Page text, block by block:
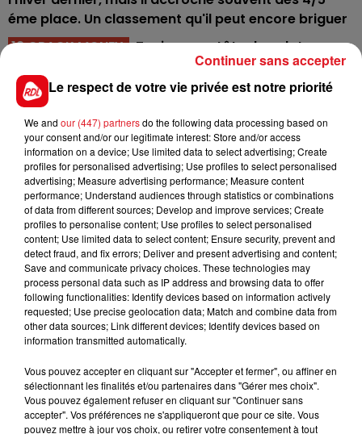
éme place. Un classement qu'il peut encore briguer
12 CRACK MONEY: Toujours en tête du peloton au
classement général, il essaiera encore de prendre
quelques points précieux pour garder son sacre
jusqu'à la finale
+++++++++++++En direct des pistes+++++++++++
FILS D'ACTUS
15 juillet 2026
Le respect de votre vie privée est notre priorité
We and our (447) partnersdo the following data processing based on
your consent and/or our legitimate interest: Store and/or access
information on a device; Use limited data to select advertising; Create
profiles for personalised advertising; Use profiles to select personalised
advertising; Measure advertising performance; Measure content
performance; Understand audiences through statistics or combinations
of data from different sources; Develop and improve services; Create
profiles to personalise content; Use profiles to select personalised
content; Use limited data to select content; Ensure security, prevent and
detect fraud, and fix errors; Deliver and present advertising and content;
Save and communicate privacy choices. These technologies may
process personal data such as IP address and browsing data to offer
following functionalities: Identify devices based on information actively
requested; Use precise geolocation data; Match and combine data from
other data sources; Link different devices; Identify devices based on
information transmitted automatically.
Vous pouvez accepter en cliquant sur "Accepter et fermer", ou affiner en
sélectionnant les finalités et/ou partenaires dans "Gérer mes choix".
Vous pouvez également refuser en cliquant sur "Continuer sans
accepter". Vos préférences ne s'appliqueront que pour ce site. Vous
pouvez mettre à jour vos choix, ou retirer votre consentement à tout
Continuer sans accepter